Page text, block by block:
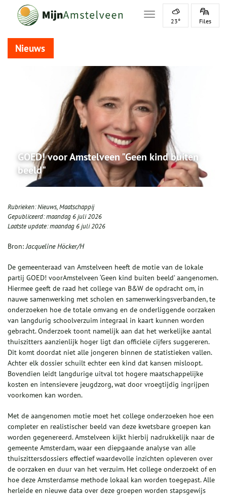
Toggle navigation
23° Files
Nieuws
GOED! voor Amstelveen "Geen kind buiten
beeld"
Rubrieken:Nieuws,Maatschappij
Gepubliceerd:maandag 6 juli 2026
Laatste update:maandag 6 juli 2026
Bron:Jacqueline Höcker/H
De gemeenteraad van Amstelveen heeft de motie van de lokale
partij GOED! voorAmstelveen ‘Geen kind buiten beeld’ aangenomen.
Hiermee geeft de raad het college van B&W de opdracht om, in
nauwe samenwerking met scholen en samenwerkingsverbanden, te
onderzoeken hoe de totale omvang en de onderliggende oorzaken
van langdurig schoolverzuim integraal in kaart kunnen worden
gebracht. Onderzoek toont namelijk aan dat het werkelijke aantal
thuiszitters aanzienlijk hoger ligt dan officiële cijfers suggereren.
Dit komt doordat niet alle jongeren binnen de statistieken vallen.
Achter elk dossier schuilt echter een kind dat kansen misloopt.
Bovendien leidt langdurige uitval tot hogere maatschappelijke
kosten en intensievere jeugdzorg, wat door vroegtijdig ingrijpen
voorkomen kan worden.
Met de aangenomen motie moet het college onderzoeken hoe een
completer en realistischer beeld van deze kwetsbare groepen kan
worden gegenereerd. Amstelveen kijkt hierbij nadrukkelijk naar de
gemeente Amsterdam, waar een diepgaande analyse van alle
thuiszittersdossiers effectief waardevolle inzichten opleveren over
de oorzaken en duur van het verzuim. Het college onderzoekt of en
hoe deze Amsterdamse methode lokaal kan worden toegepast. Alle
herleide en nieuwe data over deze groepen worden stapsgewijs